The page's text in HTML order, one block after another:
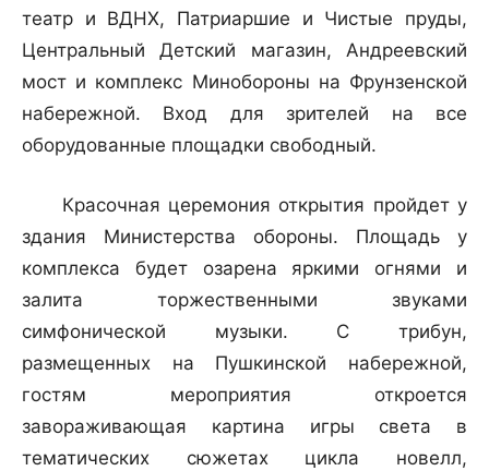
театр и ВДНХ, Патриаршие и Чистые пруды,
Центральный Детский магазин, Андреевский
мост и комплекс Минобороны на Фрунзенской
набережной. Вход для зрителей на все
оборудованные площадки свободный.
Красочная церемония открытия пройдет у
здания Министерства обороны. Площадь у
комплекса будет озарена яркими огнями и
залита торжественными звуками
симфонической музыки. С трибун,
размещенных на Пушкинской набережной,
гостям мероприятия откроется
завораживающая картина игры света в
тематических сюжетах цикла новелл,